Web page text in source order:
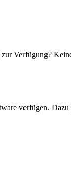
Verfügung?
verfügen. Dazu